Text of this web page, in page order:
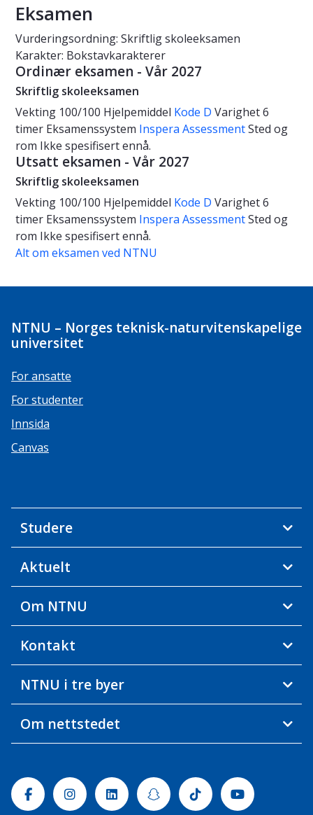
Eksamen
Vurderingsordning: Skriftlig skoleeksamen
Karakter: Bokstavkarakterer
Ordinær eksamen - Vår 2027
Skriftlig skoleeksamen
Vekting 100/100 Hjelpemiddel Kode D Varighet6
timer Eksamenssystem Inspera AssessmentSted og
rom Ikke spesifisert ennå.
Utsatt eksamen - Vår 2027
Skriftlig skoleeksamen
Vekting 100/100 Hjelpemiddel Kode D Varighet6
timer Eksamenssystem Inspera AssessmentSted og
rom Ikke spesifisert ennå.
Alt om eksamen ved NTNU
NTNU – Norges teknisk-naturvitenskapelige
universitet
For ansatte
For studenter
Innsida
Canvas
Studere
Aktuelt
Om NTNU
Kontakt
NTNU i tre byer
Om nettstedet
FacebookInstagramLinkedinSnapchatTiktok Youtube